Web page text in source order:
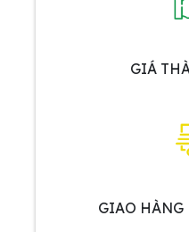
GIÁ
GIAO HÀNG